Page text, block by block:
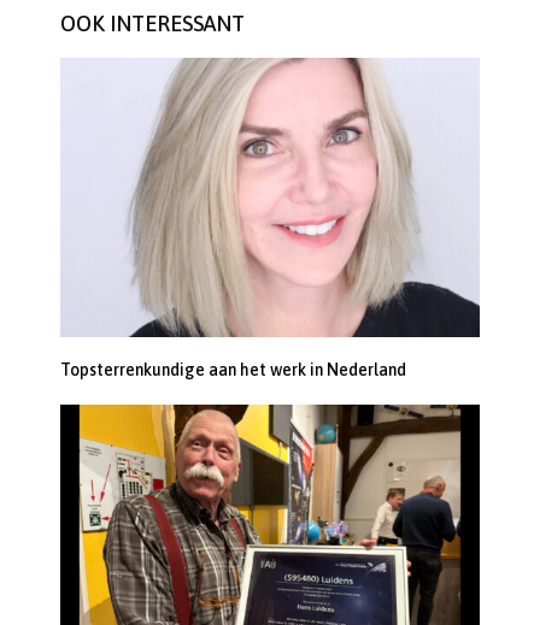
OOK INTERESSANT
Topsterrenkundige aan het werk in Nederland